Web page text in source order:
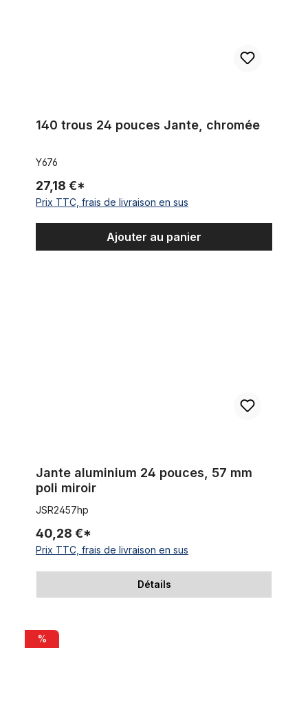
140 trous 24 pouces Jante, chromée
Y676
27,18 €*
Prix TTC, frais de livraison en sus
Ajouter au panier
Jante aluminium 24 pouces, 57 mm
poli miroir
JSR2457hp
40,28 €*
Prix TTC, frais de livraison en sus
Détails
Jante en aluminium 24 pouces, 56 mm, poli miroir
%